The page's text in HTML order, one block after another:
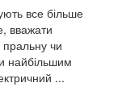
все більше
вважати
чи
найбільшим
...